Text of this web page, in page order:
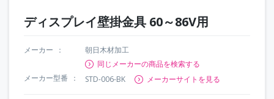
ディスプレイ壁掛金具 60～86V用
メーカー
朝日木材加工
同じメーカーの商品を検索する
メーカー型番
STD-006-BK メーカーサイトを見る